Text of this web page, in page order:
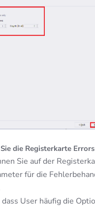
die Registerkarte
Sie auf der
für die
User häufig die